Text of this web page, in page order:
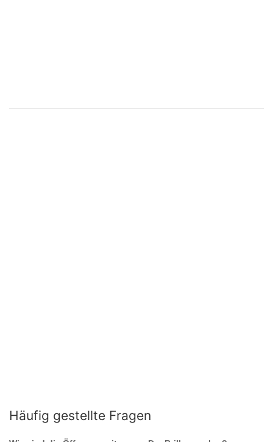
Häufig gestellte Fragen